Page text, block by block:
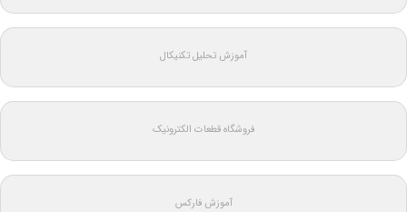
آموزش تحلیل تکنیکال
فروشگاه قطعات الکترونیک
آموزش فارکس